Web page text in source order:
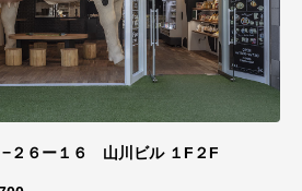
−２６ー１６ 山川ビル １F２F